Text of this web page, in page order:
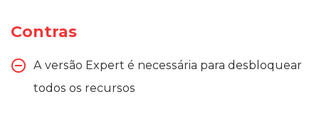
Contras
A versão Expert é necessária para desbloquear
todos os recursos